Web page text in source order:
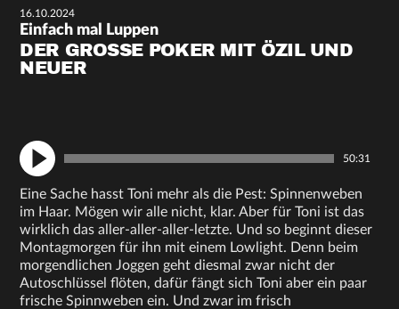
16.10.2024
Einfach mal Luppen
DER GROSSE POKER MIT ÖZIL UND N
EUER
50:31
Eine Sache hasst Toni mehr als die Pest: Spinnenweben
im Haar. Mögen wir alle nicht, klar. Aber für Toni ist das
wirklich das aller-aller-aller-letzte. Und so beginnt dieser
Montagmorgen für ihn mit einem Lowlight. Denn beim
morgendlichen Joggen geht diesmal zwar nicht der
Autoschlüssel flöten, dafür fängt sich Toni aber ein paar
frische Spinnweben ein. Und zwar im frisch